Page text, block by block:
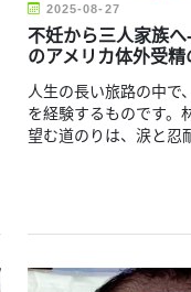
2025-08-27
不妊から三人家族
のアメリカ体外受精
人生の長い旅路の中で
を経験するものです。
望む道のりは、涙と忍